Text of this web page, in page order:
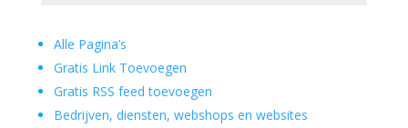
Alle Pagina’s
Gratis Link Toevoegen
Gratis RSS feed toevoegen
Bedrijven, diensten, webshops en websites